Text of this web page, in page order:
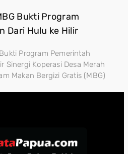
Bukti Program
Dari Hulu ke Hilir
Program Pemerintah
Sinergi Koperasi Desa Merah
Makan Bergizi Gratis (MBG)